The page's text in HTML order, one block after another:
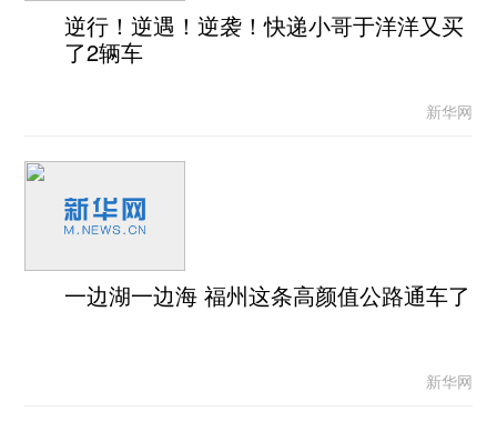
逆行！逆遇！逆袭！快递小哥于洋洋又买
了2辆车
新华网
一边湖一边海 福州这条高颜值公路通车了
新华网